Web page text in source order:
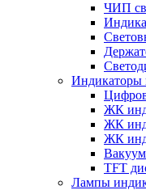
ЧИП
Индикаторы
ЖК
ЖК
ЖК
TFT
Лампы